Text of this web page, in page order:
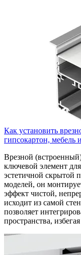
Как установить
гипсокартон, мебель
Врезной
ключевой элемент
эстетичной скрытой
моделей, он
эффект чистой,
исходит из самой
позволяет
пространства,